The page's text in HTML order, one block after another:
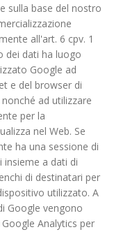
sulla base del nostro
all'art. 6 cpv. 1
dei dati ha luogo
Google ad
e del browser di
ad utilizzare
per la
nel Web. Se
ha una sessione di
insieme a dati di
di destinatari per
utilizzato. A
Google vengono
Analytics per